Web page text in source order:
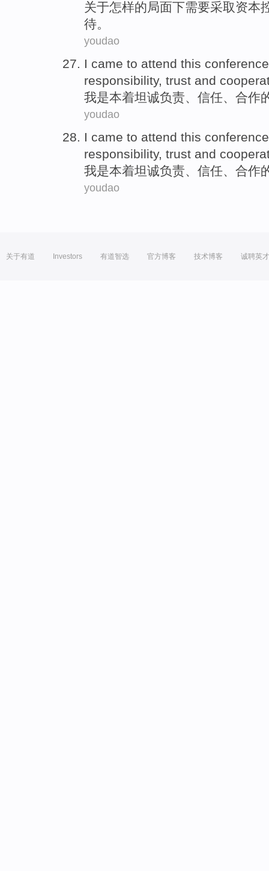
关于怎样的局面下需要采取资本
待。
youdao
I came to attend this conference
responsibility, trust and
我是本着坦诚负责、 信任、合作
youdao
I came to attend this conference
responsibility, trust and
我是本着坦诚负责 信任 、合作
youdao
关于有道 Investors 有道智选 官方博客 技术博客 诚聘英才